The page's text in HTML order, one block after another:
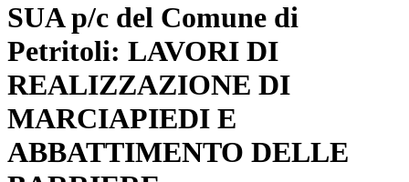
SUA p/c del Comune di
Petritoli: LAVORI DI
REALIZZAZIONE DI
MARCIAPIEDI E
ABBATTIMENTO DELLE